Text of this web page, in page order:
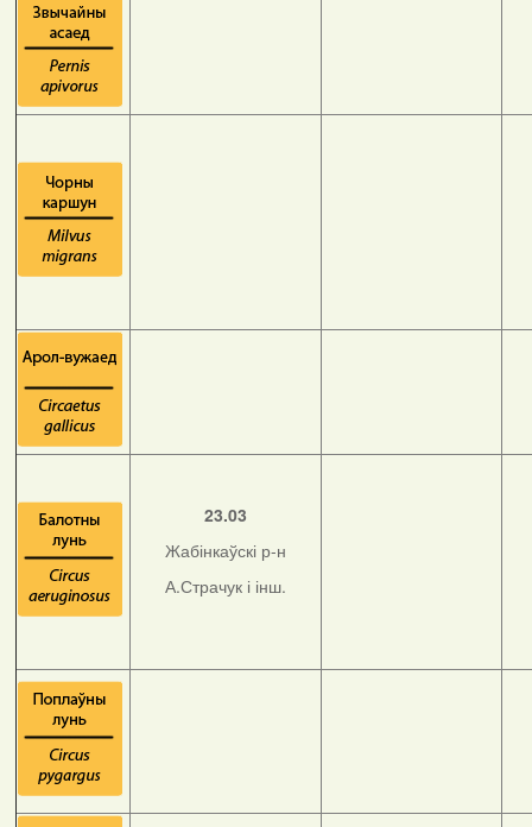
23.03
Жабінкаўскі р-н
А.Страчук і інш.